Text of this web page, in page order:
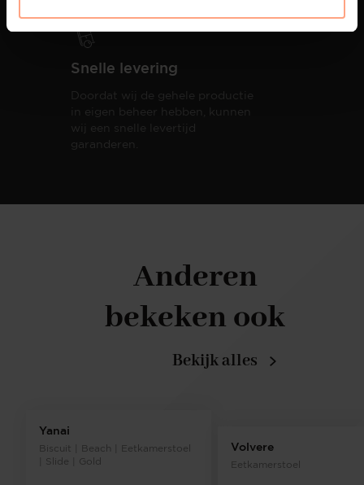
Snelle levering
Doordat wij de gehele productie
in eigen beheer hebben, kunnen
wij een snelle levertijd
garanderen.
Yanai
Biscuit | Beach | Eetkamerstoel
| Slide | Gold
Volvere
Eetkamerstoel
Anderen
bekeken ook
Bekijk alles